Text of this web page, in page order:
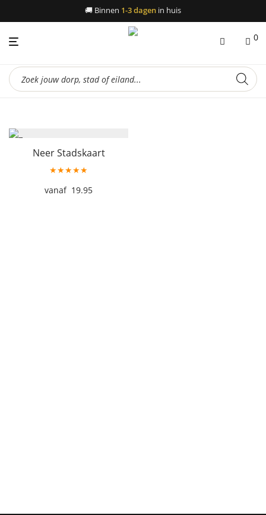
🚚 Binnen 1-3 dagen in huis
0
Producten
zoeken
Neer Stadskaart
★★★★★
19.95